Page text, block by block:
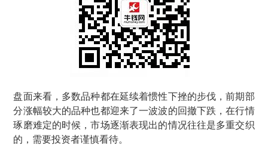
盘面来看，多数品种都在延续着惯性下挫的步伐，前期部
分涨幅较大的品种也都迎来了一波波的回撤下跌，在行情
琢磨难定的时候，市场逐渐表现出的情况往往是多重交织
的，需要投资者谨慎看待。